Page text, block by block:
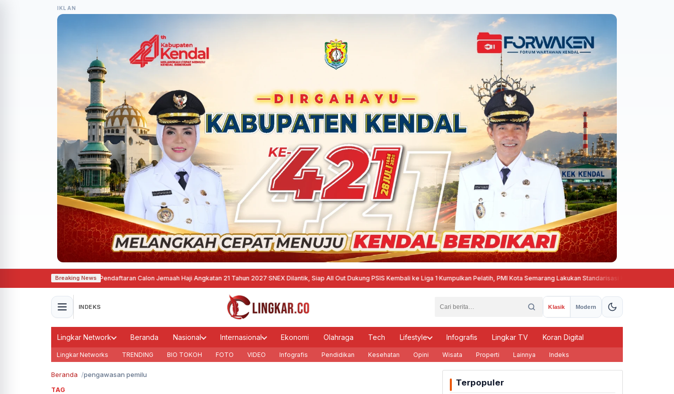
IKLAN
Breaking News
Semarang Mulai Buka Pendaftaran Calon Jemaah Haji Angkatan 21 Tahun 2027·SNEX Dilantik, Siap All Out Dukung PSIS Kembali ke Liga 1·Kumpulkan Pelatih, PMI Kota Semarang Lakukan Standarisasi Kurikulum Pembinaan
INDEKS Klasik Modern
Lingkar Network Beranda Nasional Internasional Ekonomi Olahraga Tech Lifestyle Infografis Lingkar TV Koran Digital
Lingkar Networks TRENDING BIO TOKOH FOTO VIDEO Infografis Pendidikan Kesehatan Opini Wisata Properti Lainnya Indeks
Beranda pengawasan pemilu
TAG
Terpopuler